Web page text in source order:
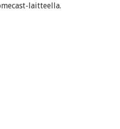
laitteella.